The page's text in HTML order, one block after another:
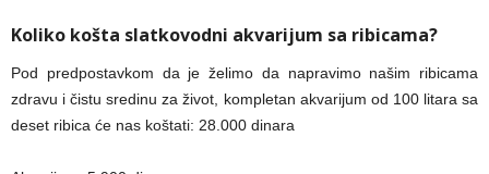
Koliko košta slatkovodni akvarijum sa ribicama?
Pod predpostavkom da je želimo da napravimo našim ribicama
zdravu i čistu sredinu za život, kompletan akvarijum od 100 litara sa
deset ribica će nas koštati: 28.000 dinara